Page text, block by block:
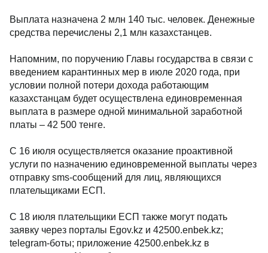
Выплата назначена 2 млн 140 тыс. человек. Денежные
средства перечислены 2,1 млн казахстанцев.
Напомним, по поручению Главы государства в связи с
введением карантинных мер в июле 2020 года, при
условии полной потери дохода работающим
казахстанцам будет осуществлена единовременная
выплата в размере одной минимальной заработной
платы – 42 500 тенге.
С 16 июля осуществляется оказание проактивной
услуги по назначению единовременной выплаты через
отправку sms-сообщений для лиц, являющихся
плательщиками ЕСП.
С 18 июля плательщики ЕСП также могут подать
заявку через порталы Egov.kz и 42500.enbek.kz;
telegram-боты; приложение 42500.enbek.kz в